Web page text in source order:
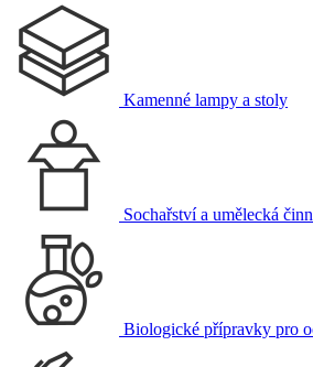
Kamenné lampy a stoly
Sochařství a umělecká
Biologické přípravky pro